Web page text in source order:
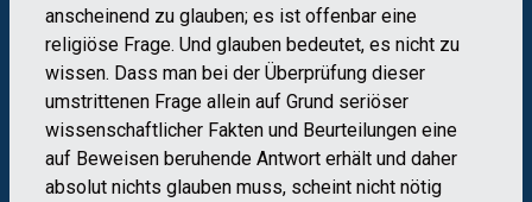
anscheinend zu glauben; es ist offenbar eine
religiöse Frage. Und glauben bedeutet, es nicht zu
wissen. Dass man bei der Überprüfung dieser
umstrittenen Frage allein auf Grund seriöser
wissenschaftlicher Fakten und Beurteilungen eine
auf Beweisen beruhende Antwort erhält und daher
absolut nichts glauben muss, scheint nicht nötig